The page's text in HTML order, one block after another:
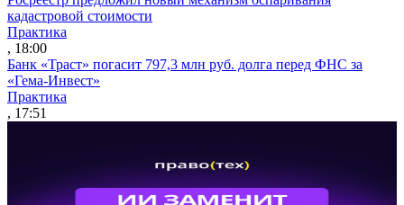
кадастровой стоимости
Практика
, 18:00
Банк «Траст» погасит 797,3 млн руб. долга перед ФНС за
«Гема-Инвест»
Практика
, 17:51